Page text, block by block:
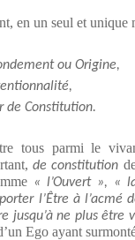
en un seul et unique
ou Origine,
de Constitution.
tous parmi le
de constitution
« l’Ouvert », «
porter l’Être à l’acmé
jusqu’à ne plus être
Ego ayant